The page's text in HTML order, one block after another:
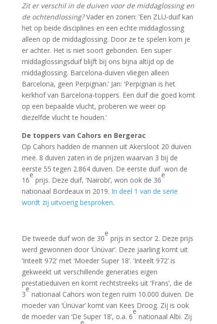
Zit er verschil in de duiven voor de middaglossing en
de ochtendlossing?Vader en zonen: ‘Een ZLU-duif kan
het op beide disciplines en een echte middaglossing
alleen op de middaglossing. Door ze te spelen kom je
er achter. Het is niet soort gebonden. Een super
middaglossingsduif blijft bij ons bijna altijd op de
middaglossing. Barcelona-duiven vliegen alleen
Barcelona, geen Perpignan.’ Jan: ‘Perpignan is het
kerkhof van Barcelona-toppers. Een duif die goed komt
op een bepaalde vlucht, proberen we weer op
diezelfde vlucht te houden.’
De toppers van Cahors en Bergerac
Op Cahors hadden de mannen uit Akersloot 20 duiven
mee. 8 duiven zaten in de prijzen waarvan 3 bij de
eerste 55 tegen 2.864 duiven. De eerste duif won de
16
e
prijs. Deze duif, ‘Nairobi’, won ook de 36
e
nationaal Bordeaux in 2019. In deel 1 van de serie
wordt zij uitvoerig besproken.
De tweede duif won de 30
e
prijs in sector 2. Deze prijs
werd gewonnen door ‘Ünüvar’. Deze jaarling komt uit
‘Inteelt 972’ met ‘Moeder Super 18’. ‘Inteelt 972’ is
gekweekt uit verschillende generaties eigen
prestatieduiven en komt rechtstreeks uit ‘Frans’, die de
3
e
nationaal Cahors won tegen ruim 10.000 duiven. De
moeder van ‘Ünüvar’ komt van Kees Droog. Zij is ook
de moeder van ‘De Super 18’, o.a. 6
e
nationaal Albi. Zij
e